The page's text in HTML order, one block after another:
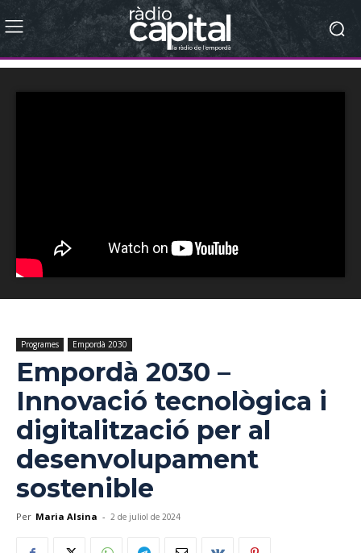
Programes Empordà 2030
Empordà 2030 –
Innovació tecnològica i
digitalització per al
desenvolupament
sostenible
Per Maria Alsina - 2 de juliol de 2024